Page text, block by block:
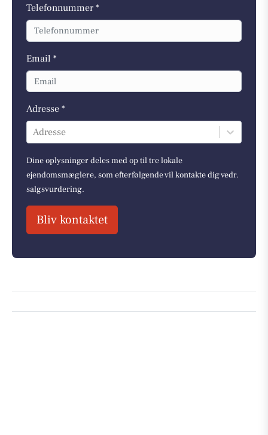
Telefonnummer *
Email *
Adresse *
Adresse
Dine oplysninger deles med op til tre lokale
ejendomsmæglere, som efterfølgende vil kontakte dig vedr.
salgsvurdering.
Bliv kontaktet